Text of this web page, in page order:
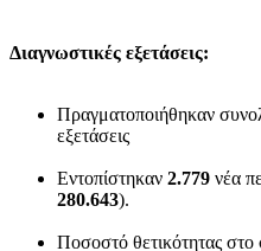
Διαγνωστικές εξετάσεις:
Πραγματοποιήθηκαν
εξετάσεις
Εντοπίστηκαν 2.779 νέα
280.643).
Ποσοστό θετικότητας